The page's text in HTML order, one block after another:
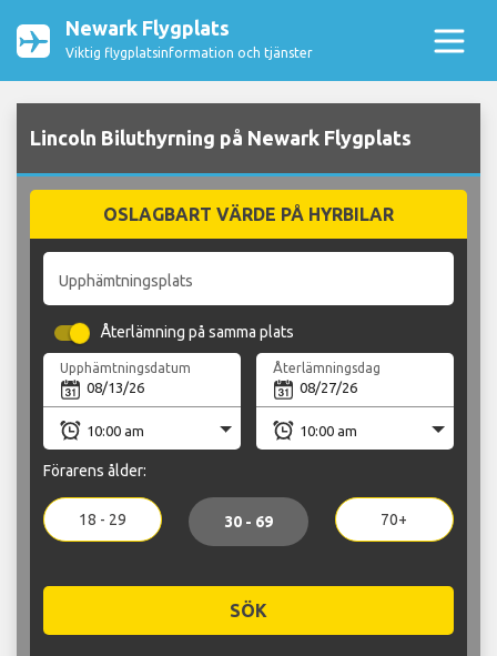
Newark Flygplats
Viktig flygplatsinformation och tjänster
Lincoln Biluthyrning på Newark Flygplats
OSLAGBART VÄRDE PÅ HYRBILAR
Upphämtningsplats
Återlämning på samma plats
Upphämtningsdatum Återlämningsdag
Förarens ålder:
18 - 29 30 - 69 70+
SÖK